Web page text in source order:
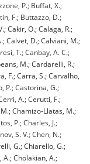
P.; Buffat, X.;
F.; Buttazzo, D.;
Cakir, O.; Calaga, R.;
Calvet, D.; Calviani, M.;
T.; Canbay, A. C.;
M.; Cardarelli, R.;
F.; Carra, S.; Carvalho,
P.; Castorina, G.;
A.; Cerutti, F.;
Chamizo-Llatas, M.;
P.; Charles, J.;
S. V.; Chen, N.;
G.; Chiarello, G.;
A.; Cholakian, A.;